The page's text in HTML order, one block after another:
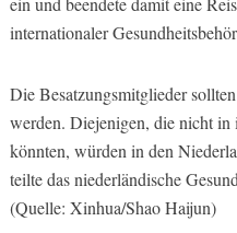
internationaler
Die Besatzungsmitglieder
werden. Diejenigen, die nicht
könnten, würden in den
teilte das niederländische
(Quelle: Xinhua/Shao Haijun)